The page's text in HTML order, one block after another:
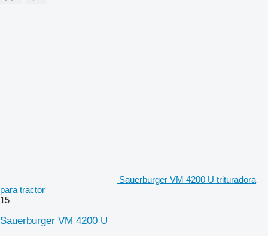
Sauerburger VM 4200 U trituradora
para tractor
15
Sauerburger VM 4200 U